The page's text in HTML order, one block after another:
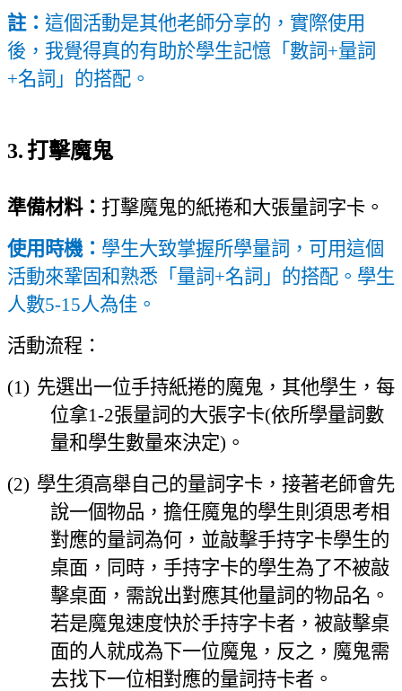
註： 這個活動是其他老師分享的 ， 實際使用
後 ， 我覺得真的有助於學生記憶「數詞 +量詞
+名詞」的搭配 。
3. 打擊魔鬼
準備材料： 打擊魔鬼的紙捲和大張量詞字卡。
使用時機： 學生大致掌握所學量詞，可用這個
活動來鞏固和熟悉「量詞 +名詞」的搭配。學生
人數5-15人為佳。
活動流程：
(1) 先選出一位手持紙捲的魔鬼 ， 其他學生 ， 每
位拿1-2張量詞的大張字卡(依所學量詞數
量和學生數量來決定) 。
(2) 學生須高舉自己的量詞字卡，接著老師會先
說一個物品，擔任魔鬼的學生則須思考相
對應的量詞為何，並敲擊手持字卡學生的
桌面，同時 ， 手持字卡的學生為了不被敲
擊桌面，需說出對應其他量詞的物品名。
若是魔鬼速度快於手持字卡者，被敲擊桌
面的人就成為下一位魔鬼，反之，魔鬼需
去找下一位相對應的量詞持卡者 。